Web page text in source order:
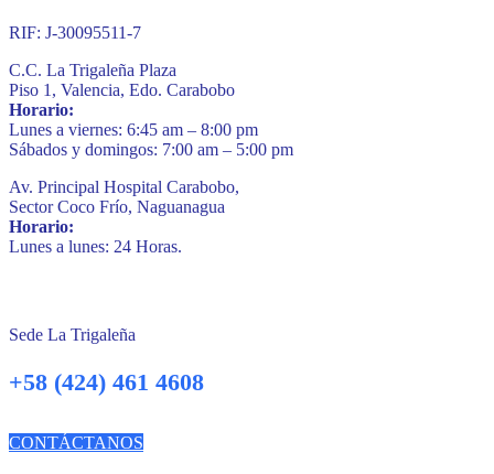
RIF: J-30095511-7
C.C. La Trigaleña Plaza
Piso 1, Valencia, Edo. Carabobo
Horario:
Lunes a viernes: 6:45 am – 8:00 pm
Sábados y domingos: 7:00 am – 5:00 pm
Av. Principal Hospital Carabobo,
Sector Coco Frío, Naguanagua
Horario:
Lunes a lunes: 24 Horas.
Sede La Trigaleña
+58 (424) 461 4608
CONTÁCTANOS